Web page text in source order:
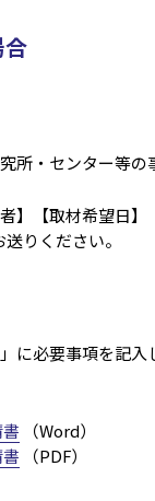
所・センター等の
】【取材希望日
りください。
に必要事項を
（Word）
（PDF）